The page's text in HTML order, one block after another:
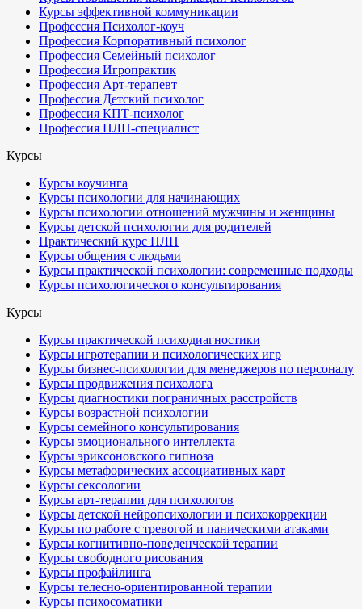
Курсы эффективной коммуникации
Профессия Психолог-коуч
Профессия Корпоративный психолог
Профессия Семейный психолог
Профессия Игропрактик
Профессия Арт-терапевт
Профессия Детский психолог
Профессия КПТ-психолог
Профессия НЛП-специалист
Курсы
Курсы коучинга
Курсы психологии для начинающих
Курсы психологии отношений мужчины и женщины
Курсы детской психологии для родителей
Практический курс НЛП
Курсы общения с людьми
Курсы практической психологии: современные подходы
Курсы психологического консультирования
Курсы
Курсы практической психодиагностики
Курсы игротерапии и психологических игр
Курсы бизнес-психологии для менеджеров по персоналу
Курсы продвижения психолога
Курсы диагностики пограничных расстройств
Курсы возрастной психологии
Курсы семейного консультирования
Курсы эмоционального интеллекта
Курсы эриксоновского гипноза
Курсы метафорических ассоциативных карт
Курсы сексологии
Курсы арт-терапии для психологов
Курсы детской нейропсихологии и психокоррекции
Курсы по работе с тревогой и паническими атаками
Курсы когнитивно-поведенческой терапии
Курсы свободного рисования
Курсы профайлинга
Курсы телесно-ориентированной терапии
Курсы психосоматики